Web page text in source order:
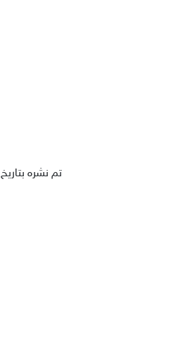
تم نشره بتاريخ